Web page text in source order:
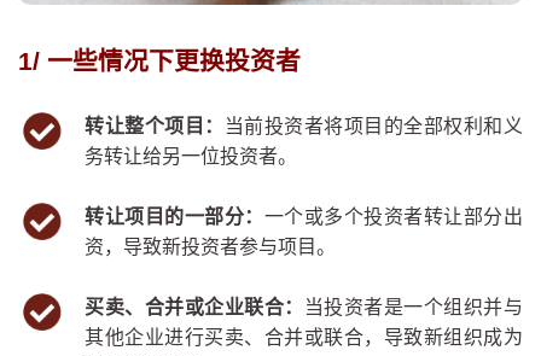
1/ 一些情况下更换投资者
转让整个项目：
当前投资者将项目的全部权利和义
务转让给另一位投资者。
转让项目的一部分： 一个或多个投资者转让部分出
资，导致新投资者参与项目。
买卖、合并或企业联合：
当投资者是一个组织并与
其他企业进行买卖、合并或联合，导致新组织成为